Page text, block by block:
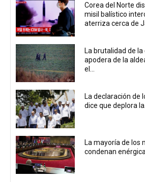
Corea del Norte
misil balístico
aterriza cerca de
La brutalidad de la
apodera de la
el...
La declaración de
dice que deplora
La mayoría de los
condenan